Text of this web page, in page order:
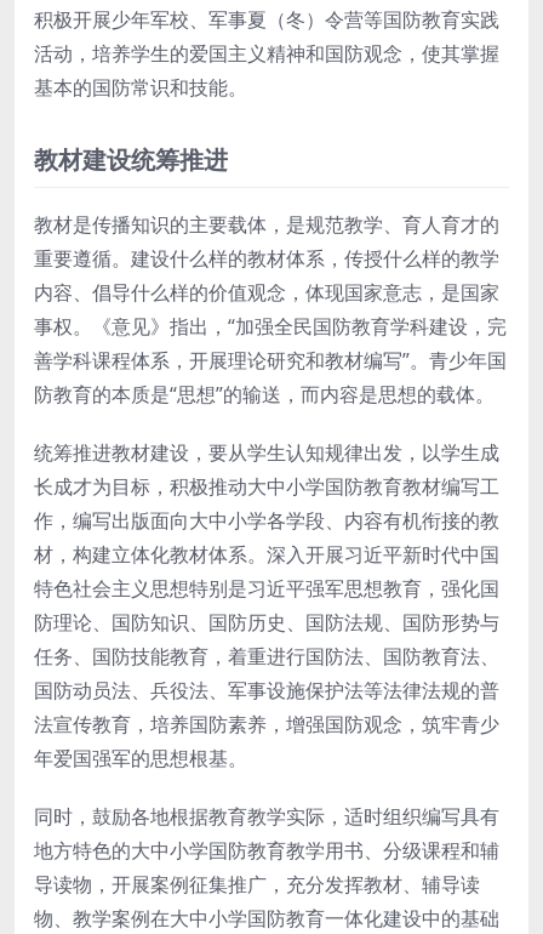
积极开展少年军校、军事夏（冬）令营等国防教育实践
活动，培养学生的爱国主义精神和国防观念，使其掌握
基本的国防常识和技能。
教材建设统筹推进
教材是传播知识的主要载体，是规范教学、育人育才的
重要遵循。建设什么样的教材体系，传授什么样的教学
内容、倡导什么样的价值观念，体现国家意志，是国家
事权。《意见》指出，“加强全民国防教育学科建设，完
善学科课程体系，开展理论研究和教材编写”。青少年国
防教育的本质是“思想”的输送，而内容是思想的载体。
统筹推进教材建设，要从学生认知规律出发，以学生成
长成才为目标，积极推动大中小学国防教育教材编写工
作，编写出版面向大中小学各学段、内容有机衔接的教
材，构建立体化教材体系。深入开展习近平新时代中国
特色社会主义思想特别是习近平强军思想教育，强化国
防理论、国防知识、国防历史、国防法规、国防形势与
任务、国防技能教育，着重进行国防法、国防教育法、
国防动员法、兵役法、军事设施保护法等法律法规的普
法宣传教育，培养国防素养，增强国防观念，筑牢青少
年爱国强军的思想根基。
同时，鼓励各地根据教育教学实际，适时组织编写具有
地方特色的大中小学国防教育教学用书、分级课程和辅
导读物，开展案例征集推广，充分发挥教材、辅导读
物、教学案例在大中小学国防教育一体化建设中的基础